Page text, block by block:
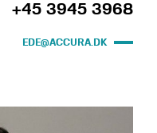
+45 3945 3968
EDE@ACCURA.DK